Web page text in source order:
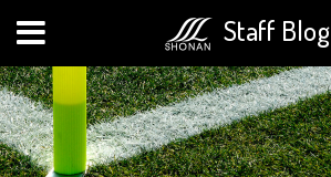
Staff Blog
MENU